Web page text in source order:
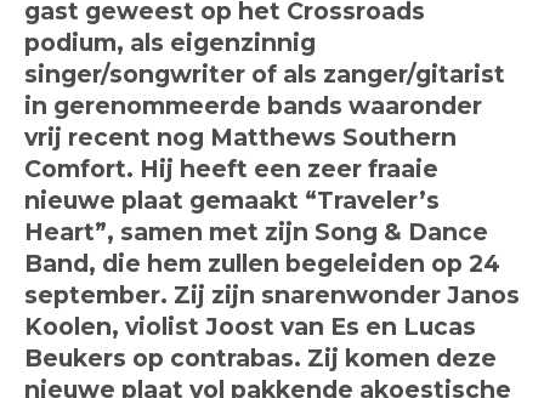
gast geweest op het Crossroads
podium, als eigenzinnig
singer/songwriter of als zanger/gitarist
in gerenommeerde bands waaronder
vrij recent nog Matthews Southern
Comfort. Hij heeft een zeer fraaie
nieuwe plaat gemaakt “Traveler’s
Heart”, samen met zijn Song & Dance
Band, die hem zullen begeleiden op 24
september. Zij zijn snarenwonder Janos
Koolen, violist Joost van Es en Lucas
Beukers op contrabas. Zij komen deze
nieuwe plaat vol pakkende akoestische